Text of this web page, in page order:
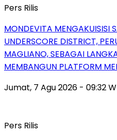
Pers Rilis
MONDEVITA MENGAKUISISI
UNDERSCORE DISTRICT,
MAGLIANO, SEBAGAI
MEMBANGUN PLATFORM
Jumat, 7 Agu 2026 - 09:32
Pers Rilis